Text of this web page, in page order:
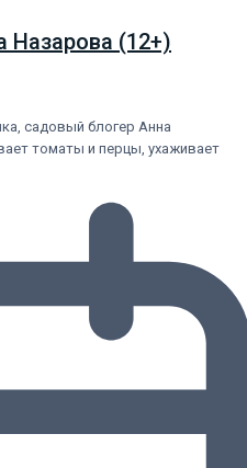
Назарова (12+)
садовый блогер Анна
томаты и перцы, ухаживает